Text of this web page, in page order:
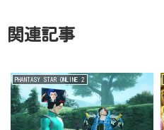
関連記事
PHANTASY STAR ONLINE 2